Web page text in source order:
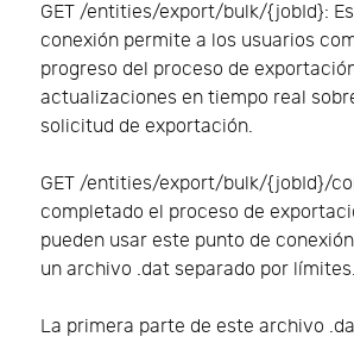
GET /entities/export/bulk/{jobId}:
conexión permite a los usuarios
progreso del proceso de
actualizaciones en tiempo real
solicitud de exportación.
GET /entities/export/bulk/{jobId}/
completado el proceso de
pueden usar este punto de
un archivo .dat separado por límites.
La primera parte de este archivo